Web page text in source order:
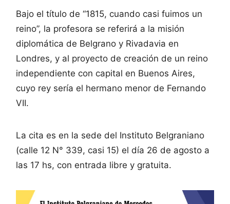
Bajo el título de “1815, cuando casi fuimos un
reino”, la profesora se referirá a la misión
diplomática de Belgrano y Rivadavia en
Londres, y al proyecto de creación de un reino
independiente con capital en Buenos Aires,
cuyo rey sería el hermano menor de Fernando
VII.
La cita es en la sede del Instituto Belgraniano
(calle 12 N° 339, casi 15) el día 26 de agosto a
las 17 hs, con entrada libre y gratuita.